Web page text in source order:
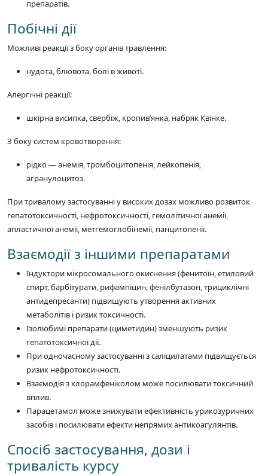
препаратів.
Побічні дії
Можливі реакції з боку органів травлення:
нудота, блювота, болі в животі.
Алергічні реакції:
шкірна висипка, свербіж, кропив’янка, набряк Квінке.
З боку систем кровотворення:
рідко — анемія, тромбоцитопенія, лейкопенія,
агранулоцитоз.
При тривалому застосуванні у високих дозах можливо розвиток
гепатотоксичності, нефротоксичності, гемолітичної анемії,
апластичної анемії, метгемоглобінемії, панцитопенії.
Взаємодії з іншими препаратами
Індуктори мікросомального окиснення (фенитоїн, етиловий
спирт, барбітурати, рифампіцин, фенілбутазон, трициклічні
антидепресанти) підвищують утворення активних
метаболітів і ризик токсичності.
Ізолюбимі препарати (циметидин) зменшують ризик
гепатотоксичної дії.
При одночасному застосуванні з саліцилатами підвищується
ризик нефротоксичності.
Взаємодія з хлорамфеніколом може посилювати токсичний
вплив.
Парацетамол може знижувати ефективність урикозуричних
засобів і посилювати ефекти непрямих антикоагулянтів.
Спосіб застосування, дози і
тривалість курсу